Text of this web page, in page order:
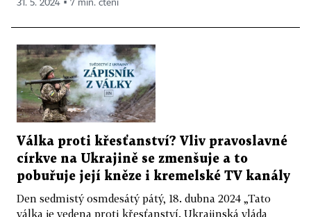
31. 5. 2024 ▪ 7 min. čtení
Válka proti křesťanství? Vliv pravoslavné
církve na Ukrajině se zmenšuje a to
pobuřuje její kněze i kremelské TV kanály
Den sedmistý osmdesátý pátý, 18. dubna 2024 „Tato
válka je vedena proti křesťanství. Ukrajinská vláda